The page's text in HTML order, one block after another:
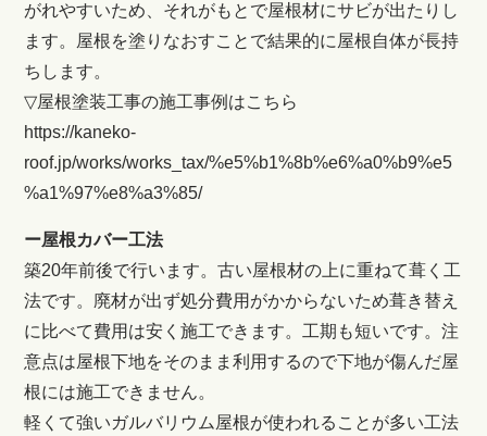
がれやすいため、それがもとで屋根材にサビが出たりし
ます。屋根を塗りなおすことで結果的に屋根自体が長持
ちします。
▽屋根塗装工事の施工事例はこちら
https://kaneko-
roof.jp/works/works_tax/%e5%b1%8b%e6%a0%b9%e5
%a1%97%e8%a3%85/
ー屋根カバー工法
築20年前後で行います。古い屋根材の上に重ねて葺く工
法です。廃材が出ず処分費用がかからないため葺き替え
に比べて費用は安く施工できます。工期も短いです。注
意点は屋根下地をそのまま利用するので下地が傷んだ屋
根には施工できません。
軽くて強いガルバリウム屋根が使われることが多い工法